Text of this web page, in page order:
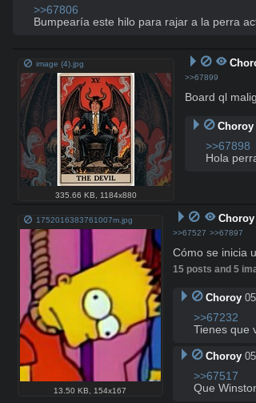
>>67806
Bumpearía este hilo para rajar a la perra
image (4).jpg
335.66 KB,1184x880
>>67899
Board ql
Choroy
>>67898
Hola
1752016383761007m.jpg
13.50 KB 154x167
Choroy
>>67527 >>67897
Cómo se inicia
15 posts and 5
Choroy
>>67232
Tienes que
Choroy
>>67517
Que